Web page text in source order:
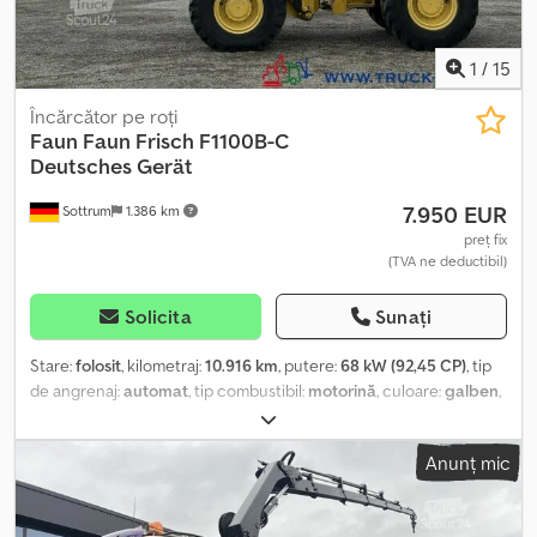
1 / 15
Sottrum 1.386 km
Încărcător pe roți
Faun Faun Frisch F1100B-C
Deutsches Gerät
7.950 EUR
preț fix
(TVA ne deductibil)
Solicita Sunați
Stare:folosit, kilometraj:10.916 km, putere:68 kW (92,45 CP), tip
de angrenaj:automat, tip combustibil: motorină, culoare:galben,
, greutatea goală:
maximă de încărcare:4.500 kg, configurație ax:4x4, număr de
03/1981, frâne:
, An de fabricație:
1981, ore de funcționare: 10.916 h, cabină șofer:cabina de zi
Dotări:
cabină, lopată standard, protector de cap, tracțiune
Anunț mic